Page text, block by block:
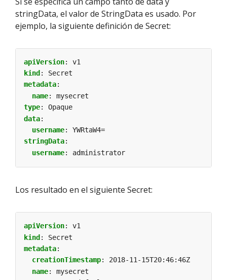
stringData, el valor de StringData es usado. Por
ejemplo, la siguiente definición de Secret:
apiVersion:
v1
kind :
Secret
metadata:
name:
mysecret
type:
Opaque
data:
username:
YWRtaW4=
stringData:
username: administrator
Los resultado en el siguiente Secret:
apiVersion:
v1
kind :
Secret
metadata:
creationTimestamp:
2018-11-15T20:46:46Z
name:
mysecret